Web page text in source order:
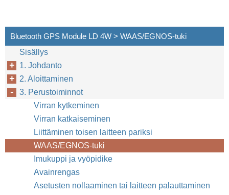
Bluetooth GPS Module LD 4W > WAAS/EGNOS-tuki
Sisällys
1. Johdanto
2. Aloittaminen
3. Perustoiminnot
Virran kytkeminen
Virran katkaiseminen
Liittäminen toisen laitteen pariksi
WAAS/EGNOS-tuki
Imukuppi ja vyöpidike
Avainrengas
Asetusten nollaaminen tai laitteen palauttaminen